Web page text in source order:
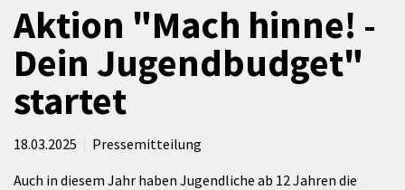
Freizeit & Kultur
Wirtschaft
Aktion "Mach hinne! -
Dein Jugendbudget"
startet
18.03.2025
Pressemitteilung
Auch in diesem Jahr haben Jugendliche ab 12 Jahren die